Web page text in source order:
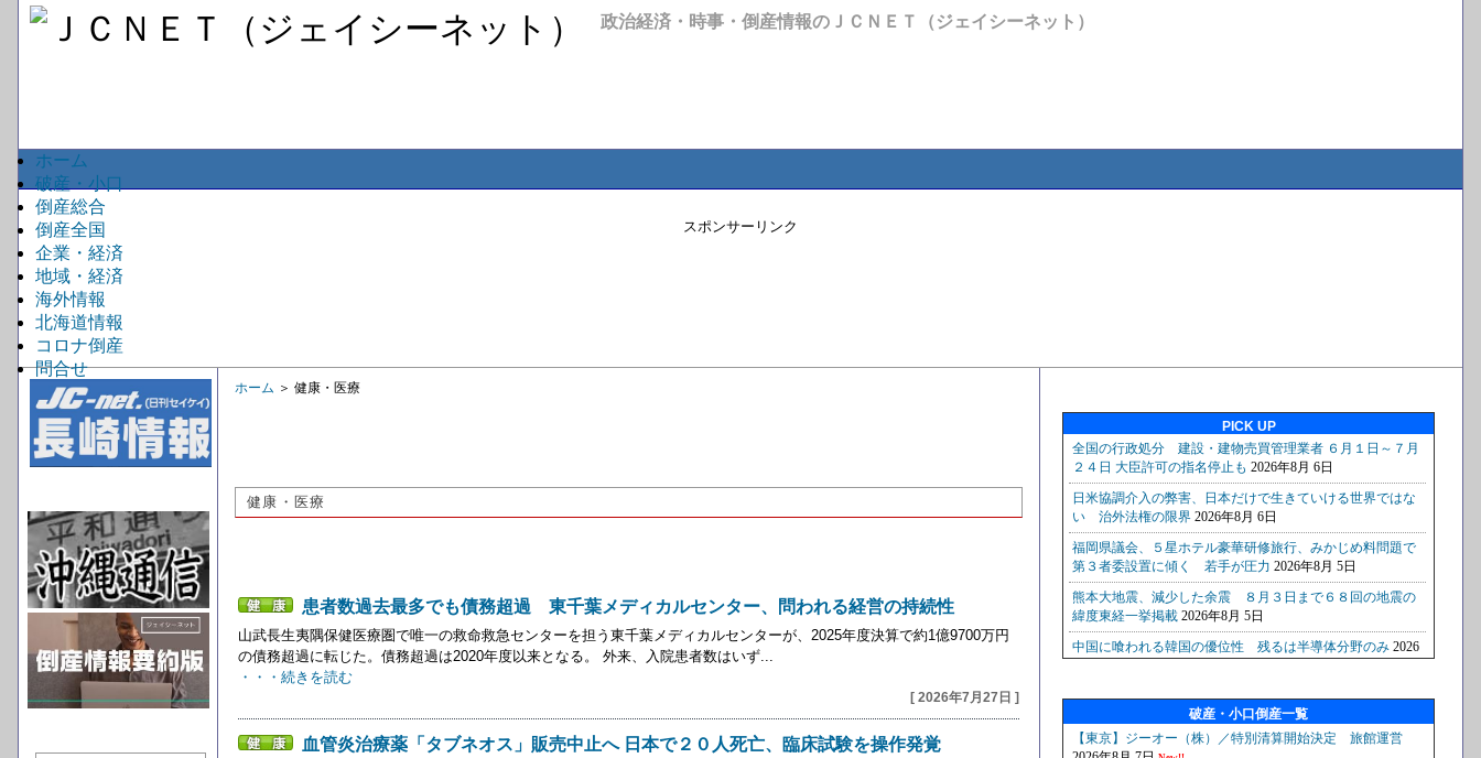
政治経済・時事・倒産情報のＪＣＮＥＴ（ジェイシーネット）
ホーム
破産・小口
倒産総合
倒産全国
企業・経済
地域・経済
海外情報
北海道情報
コロナ倒産
問合せ
スポンサーリンク
ホーム ＞ 健康・医療
健康・医療
患者数過去最多でも債務超過 東千葉メディカルセンター、問われる経営の持続性
山武長生夷隅保健医療圏で唯一の救命救急センターを担う東千葉メディカルセンターが、2025年度決算で約1億9700万円
の債務超過に転じた。債務超過は2020年度以来となる。 外来、入院患者数はいず...
・・・続きを読む
[ 2026年7月27日 ]
血管炎治療薬「タブネオス」販売中止へ 日本で２０人死亡、臨床試験を操作発覚
PICK UP
破産・小口倒産一覧